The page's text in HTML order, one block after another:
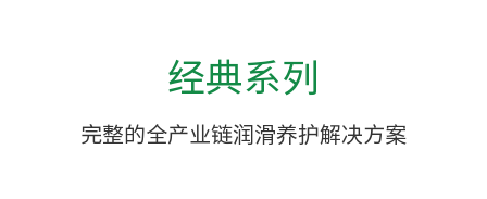
经典系列
完整的全产业链润滑养护解决方案